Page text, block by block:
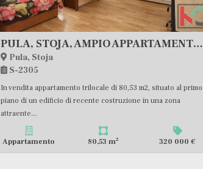
PULA, STOJA, AMPIO APPARTAMENTO TRILOCALE AL PRIMO PIANO #VENDITA
Pula, Stoja
S-2305
In vendita appartamento trilocale di 80,53 m2, situato al primo
piano di un edificio di recente costruzione in una zona
attraente...
Appartamento 80,53 m2 320 000 €